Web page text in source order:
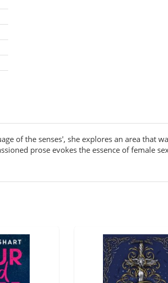
of the senses', she explores an area that
prose evokes the essence of female